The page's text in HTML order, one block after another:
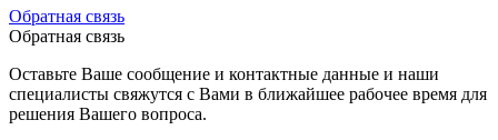
Обратная связь
Обратная связь
Оставьте Ваше сообщение и контактные данные и наши
специалисты свяжутся с Вами в ближайшее рабочее время для
решения Вашего вопроса.